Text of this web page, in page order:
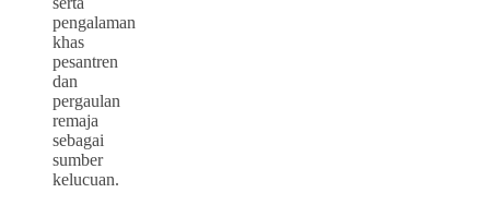
pengalaman
khas
pesantren
dan
pergaulan
remaja
sebagai
sumber
kelucuan.